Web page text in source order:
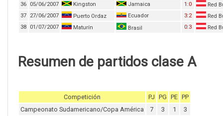
36
05/06/2007 Kingston Jamaica 1:0
Red
37
27/06/2007 Puerto Ordaz Ecuador 3:2
Red
38
01/07/2007 Maturín Brasil 0:3 Red
Resumen de partidos clase A
Competición PJ PG PE PP
Campeonato Sudamericano/Copa América
7 3 1
3